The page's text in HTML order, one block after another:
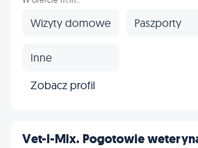
Wizyty domowe Paszporty
Inne
Zobacz profil
Vet-I-Mix. Pogotowie